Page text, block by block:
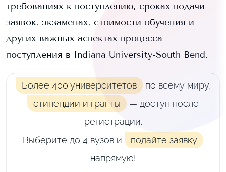
требованиях к поступлению, сроках подачи
заявок, экзаменах, стоимости обучения и
других важных аспектах процесса
поступления в Indiana University-South Bend.
Более 400 университетов по всему миру,
стипендии и гранты
— доступ после
регистрации.
Выберите до 4 вузов и
подайте заявку
напрямую!